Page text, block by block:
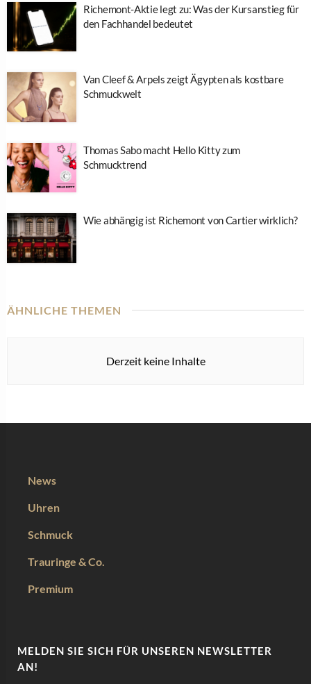
Richemont-Aktie legt zu: Was der Kursanstieg für
den Fachhandel bedeutet
Van Cleef & Arpels zeigt Ägypten als kostbare
Schmuckwelt
Thomas Sabo macht Hello Kitty zum
Schmucktrend
Wie abhängig ist Richemont von Cartier wirklich?
ÄHNLICHE THEMEN
Derzeit keine Inhalte
News
Uhren
Schmuck
Trauringe & Co.
Premium
MELDEN SIE SICH FÜR UNSEREN NEWSLETTER
AN!